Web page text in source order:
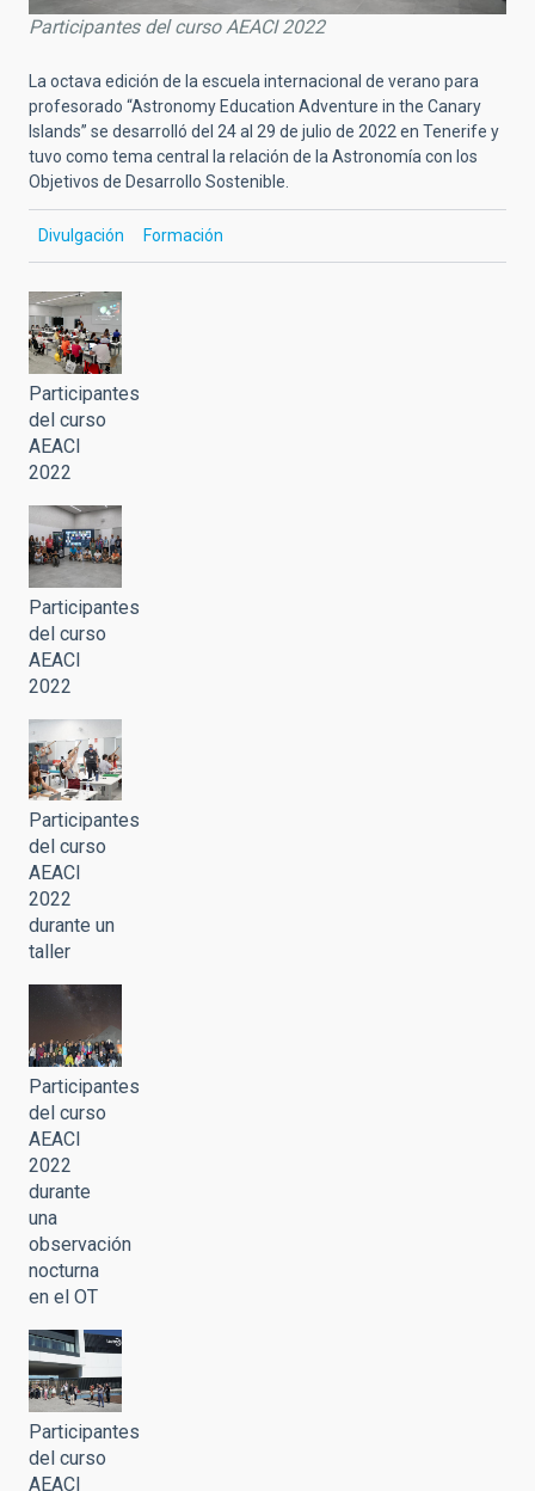
Participantes del curso AEACI 2022
La octava edición de la escuela internacional de verano para
profesorado “Astronomy Education Adventure in the Canary
Islands” se desarrolló del 24 al 29 de julio de 2022 en Tenerife y
tuvo como tema central la relación de la Astronomía con los
Objetivos de Desarrollo Sostenible.
Divulgación Formación
Participantes
del curso
AEACI
2022
Participantes
del curso
AEACI
2022
Participantes
del curso
AEACI
2022
durante un
taller
Participantes
del curso
AEACI
2022
durante
una
observación
nocturna
en el OT
Participantes
del curso
AEACI